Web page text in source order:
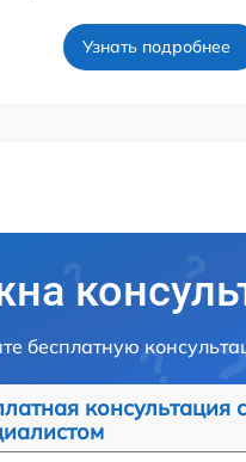
Узнать подробнее
бесплатную
консультация